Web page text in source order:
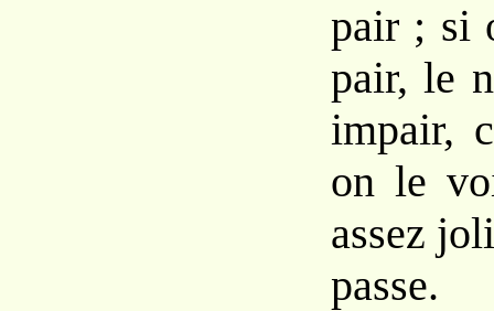
pair ; si
pair, le
impair,
on le
assez
passe.